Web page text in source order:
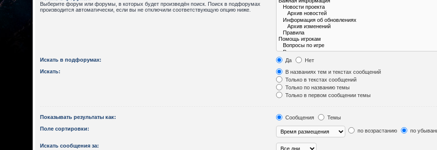
Выберите форум или форумы, в которых будет произведён поиск. Поиск в подфорумах
производится автоматически, если вы не отключили соответствующую опцию ниже.
Искать в подфорумах: Да
Нет
Искать:
В названиях тем и текстах сообщений
Только в текстах сообщений
Только по названию темы
Только в первом сообщении темы
Показывать результаты как: Сообщения
Темы
Поле сортировки:
по возрастанию по
Искать сообщения за: